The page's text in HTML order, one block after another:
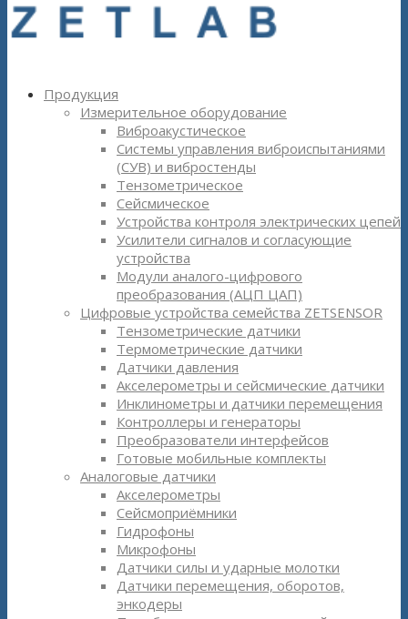
Продукция
Измерительное оборудование
Виброакустическое
Системы управления виброиспытаниями
(СУВ) и вибростенды
Тензометрическое
Сейсмическое
Устройства контроля электрических цепей
Усилители сигналов и согласующие
устройства
Модули аналого-цифрового
преобразования (АЦП ЦАП)
Цифровые устройства семейства ZETSENSOR
Тензометрические датчики
Термометрические датчики
Датчики давления
Акселерометры и сейсмические датчики
Инклинометры и датчики перемещения
Контроллеры и генераторы
Преобразователи интерфейсов
Готовые мобильные комплекты
Аналоговые датчики
Акселерометры
Сейсмоприёмники
Гидрофоны
Микрофоны
Датчики силы и ударные молотки
Датчики перемещения, оборотов,
энкодеры